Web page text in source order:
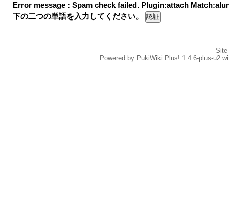
Error message : Spam check failed. Plugin:attach
下の二つの単語を入力してください。
Powered by PukiWiki Plus! 1.4.6-plus-u2